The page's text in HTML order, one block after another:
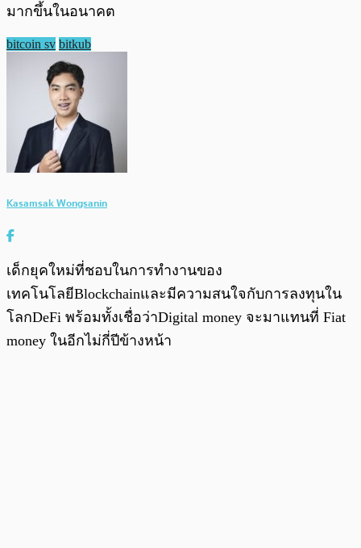
มากขึ้นในอนาคต
bitcoin sv bitkub
Kasamsak Wongsanin
เด็กยุคใหม่ที่ชอบในการทำงานของ
เทคโนโลยีBlockchainและมีความสนใจกับการลงทุนใน
โลกDeFi พร้อมทั้งเชื่อว่าDigital money จะมาแทนที่ Fiat
money ในอีกไม่กี่ปีข้างหน้า